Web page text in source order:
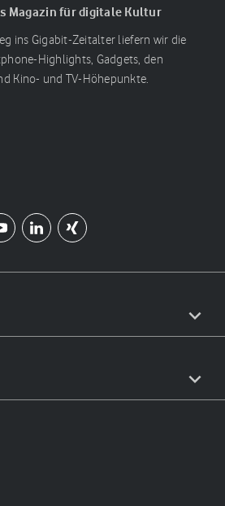
Magazin für digitale Kultur
ins Gigabit-Zeitalter liefern wir die
Highlights, Gadgets, den
Kino- und TV-Höhepunkte.